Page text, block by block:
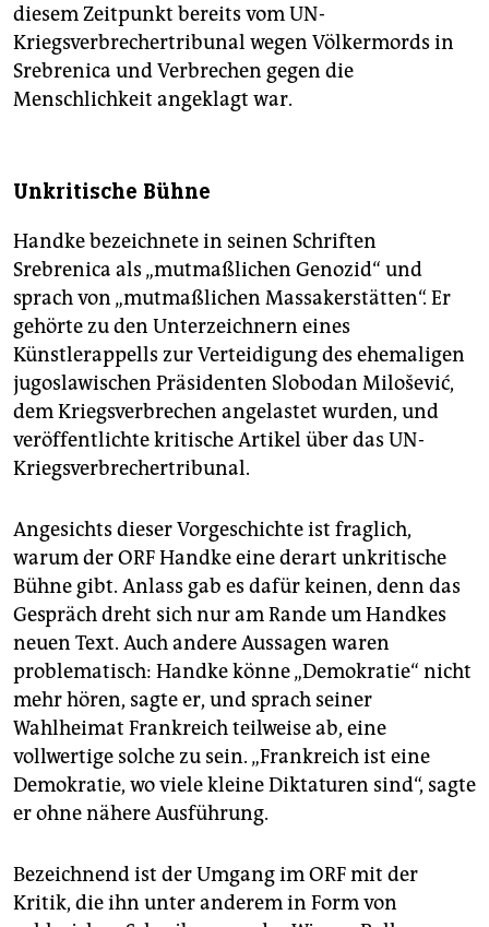
diesem Zeitpunkt bereits vom UN-
Kriegsverbrechertribunal wegen Völkermords in
Srebrenica und Verbrechen gegen die
Menschlichkeit angeklagt war.
Unkritische Bühne
Handke bezeichnete in seinen Schriften
Srebrenica als „mutmaßlichen Genozid“ und
sprach von „mutmaßlichen Massakerstätten“. Er
gehörte zu den Unterzeichnern eines
Künstlerappells zur Verteidigung des ehemaligen
jugoslawischen Präsidenten Slobodan Milošević,
dem Kriegsverbrechen angelastet wurden, und
veröffentlichte kritische Artikel über das UN-
Kriegsverbrechertribunal.
Angesichts dieser Vorgeschichte ist fraglich,
warum der ORF Handke eine derart unkritische
Bühne gibt. Anlass gab es dafür keinen, denn das
Gespräch dreht sich nur am Rande um Handkes
neuen Text. Auch andere Aussagen waren
problematisch: Handke könne „Demokratie“ nicht
mehr hören, sagte er, und sprach seiner
Wahlheimat Frankreich teilweise ab, eine
vollwertige solche zu sein. „Frankreich ist eine
Demokratie, wo viele kleine Diktaturen sind“, sagte
er ohne nähere Ausführung.
Bezeichnend ist der Umgang im ORF mit der
Kritik, die ihn unter anderem in Form von